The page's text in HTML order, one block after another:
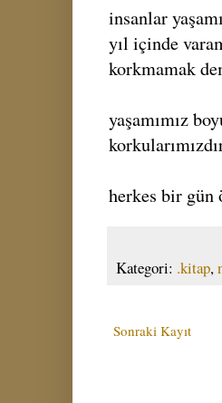
insanlar
yıl içinde
korkmamak
yaşamımız
herkes bir gün
Kategori: .kitap,
Sonraki Kayıt